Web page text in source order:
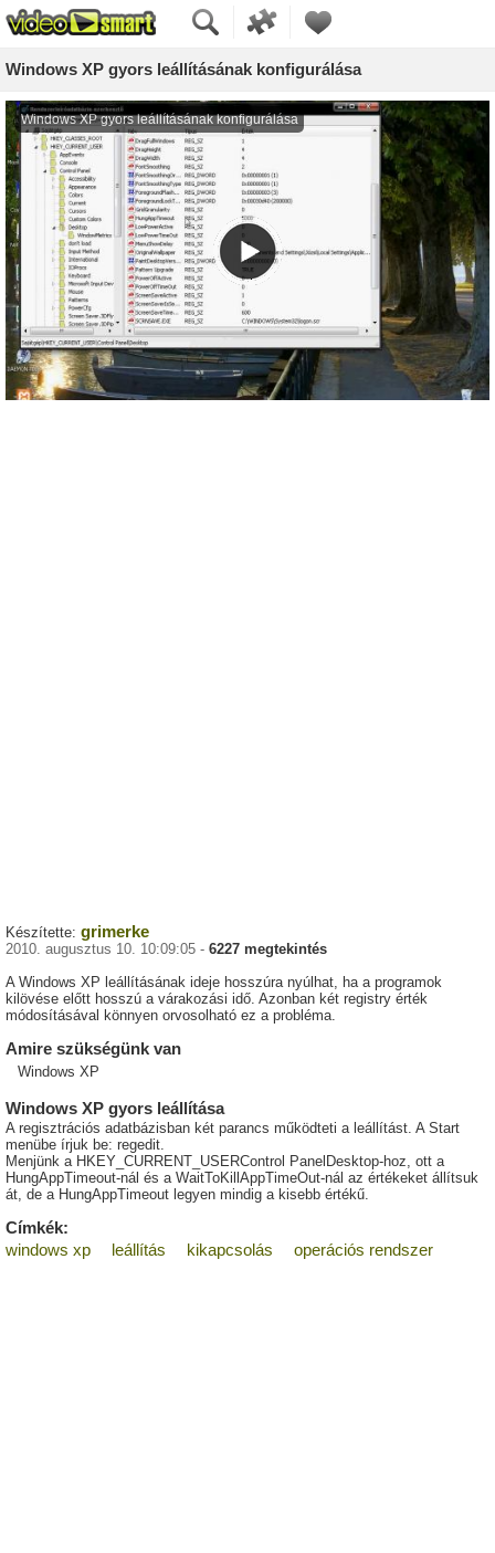
Windows XP gyors leállításának konfigurálása
Készítette: grimerke
2010. augusztus 10. 10:09:05 - 6227 megtekintés
A Windows XP leállításának ideje hosszúra nyúlhat, ha a programok
kilövése előtt hosszú a várakozási idő. Azonban két registry érték
módosításával könnyen orvosolható ez a probléma.
Amire szükségünk van
Windows XP
Windows XP gyors leállítása
A regisztrációs adatbázisban két parancs működteti a leállítást. A Start
menübe írjuk be: regedit.
Menjünk a HKEY_CURRENT_USERControl PanelDesktop-hoz, ott a
HungAppTimeout-nál és a WaitToKillAppTimeOut-nál az értékeket állítsuk
át, de a HungAppTimeout legyen mindig a kisebb értékű.
Címkék:
windows xp
leállítás kikapcsolás operációs rendszer